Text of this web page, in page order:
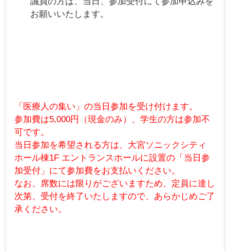
お願いいたします。
「医療人の集い」の当日参加を受け付けます。
参加費は5,000円（現金のみ）、学生の方は参加不
可です。
当日参加を希望される方は、大宮ソニックシティ
ホール棟1F エントランスホールに設置の「当日参
加受付」にて参加費をお支払いください。
なお、席数には限りがございますため、定員に達し
次第、受付を終了いたしますので、あらかじめご了
承ください。